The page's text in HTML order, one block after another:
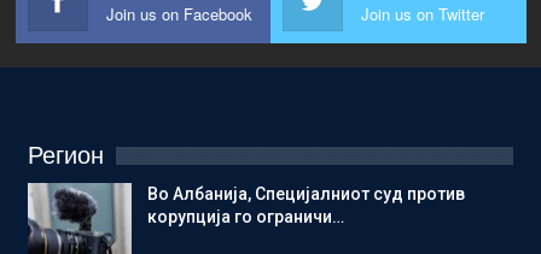
Join us on Facebook Join us on Twitter
Регион
Во Албанија, Специјалниот суд против
корупција го ограничи…